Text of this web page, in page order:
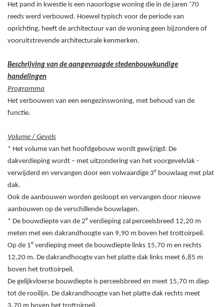
Het pand in kwestie is een naoorlogse woning die in de jaren ’70
reeds werd verbouwd. Hoewel typisch voor de periode van
oprichting, heeft de architectuur van de woning geen bijzondere of
vooruitstrevende architecturale kenmerken.
Beschrijving van de aangevraagde stedenbouwkundige
handelingen
Programma
Het verbouwen van een eengezinswoning, met behoud van de
functie.
Volume / Gevels
* Het volume van het hoofdgebouw wordt gewijzigd: De
dakverdieping wordt – met uitzondering van het voorgevelvlak -
verwijderd en vervangen door een volwaardige 3e bouwlaag met plat
dak.
Ook de aanbouwen worden gesloopt en vervangen door nieuwe
aanbouwen op de verschillende bouwlagen.
* De bouwdiepte van de 2e verdieping zal perceelsbreed 12,20 m
meten met een dakrandhoogte van 9,90 m boven het trottoirpeil.
Op de 1e verdieping meet de bouwdiepte links 15,70 m en rechts
12,20 m. De dakrandhoogte van het platte dak links meet 6,85 m
boven het trottoirpeil.
De gelijkvloerse bouwdiepte is perceelsbreed en meet 15,70 m diep
tot de rooilijn. De dakrandhoogte van het platte dak rechts meet